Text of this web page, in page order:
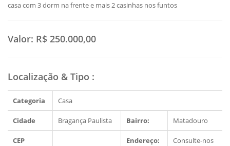
casa com 3 dorm na frente e mais 2 casinhas nos funtos
Valor: R$ 250.000,00
Localização & Tipo :
Categoria Casa
Cidade Bragança Paulista Bairro: Matadouro
CEP Endereço: Consulte-nos